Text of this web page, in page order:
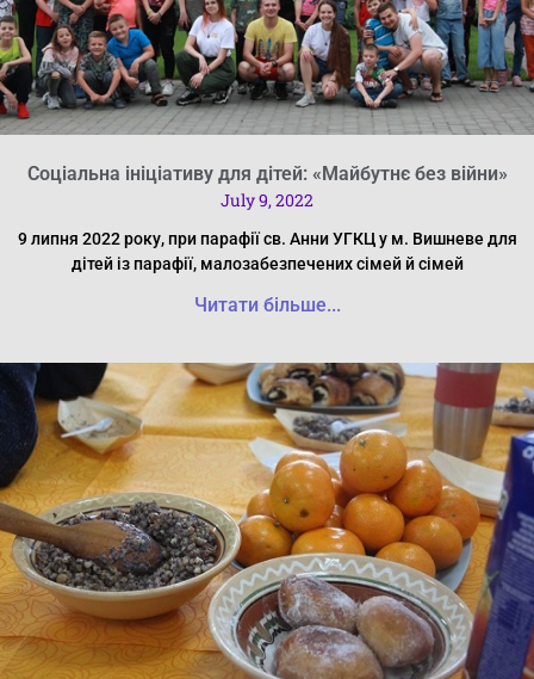
Соціальна ініціативу для дітей: «Майбутнє без війни»
July 9, 2022
9 липня 2022 року, при парафії св. Анни УГКЦ у м. Вишневе для
дітей із парафії, малозабезпечених сімей й сімей
Читати більше...